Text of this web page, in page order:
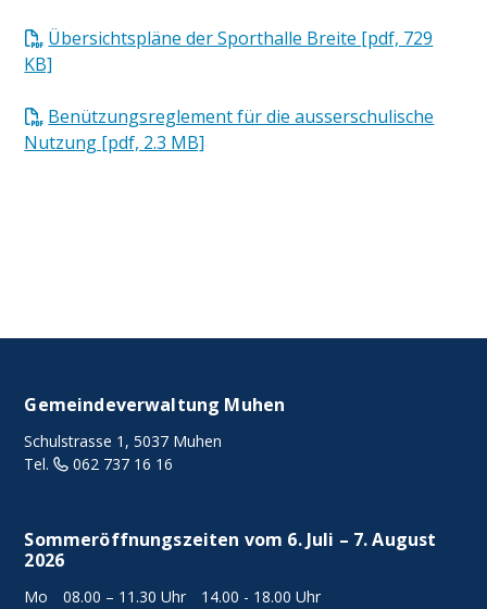
Übersichtspläne der Sporthalle Breite [pdf, 729
KB]
Benützungsreglement für die ausserschulische
Nutzung [pdf, 2.3 MB]
Gemeindeverwaltung Muhen
Schulstrasse 1, 5037 Muhen
Tel.
062 737 16 16
Sommeröffnungszeiten vom 6. Juli – 7. August
2026
Mo 08.00 – 11.30 Uhr
14.00 - 18.00 Uhr